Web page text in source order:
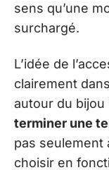
sens qu’une
surchargé.
L’idée de
clairement
autour du bijou
terminer une
pas seulement
choisir en